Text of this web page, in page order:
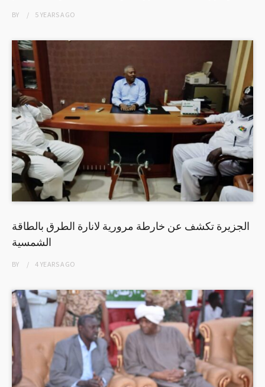
BY 5 YEARSAGO
الجزيرة تكشف عن خارطة مرورية لانارة الطرق بالطاقة
الشمسية
BY 4 YEARSAGO